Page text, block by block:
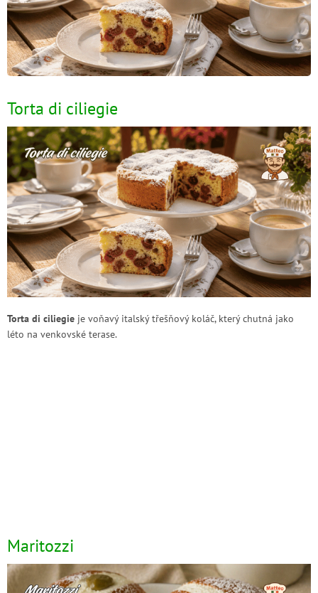
l
á
n
k
ů
Torta di ciliegie
Torta di ciliegie je voňavý italský třešňový koláč, který chutná jako
léto na venkovské terase.
Maritozzi